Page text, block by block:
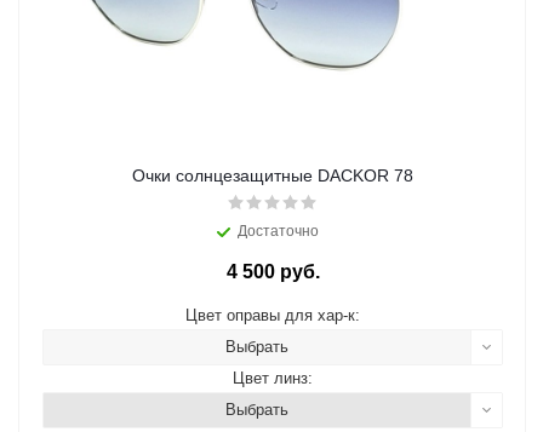
Очки солнцезащитные DACKOR 78
Достаточно
4 500 руб.
Цвет оправы для хар-к:
Выбрать
Цвет линз:
Выбрать